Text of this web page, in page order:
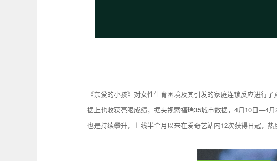
《亲爱的小孩》对女性生育困境及其引发的家庭连锁反应进行
据上也收获亮眼成绩，据央视索福瑞35城市数据，4月10日—4
也是持续攀升，上线半个月以来在爱奇艺站内12次获得日冠，